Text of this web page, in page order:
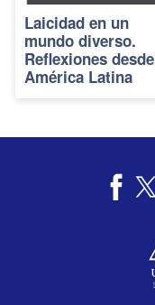
Laicidad en un
mundo diverso.
Reflexiones desde
América Latina